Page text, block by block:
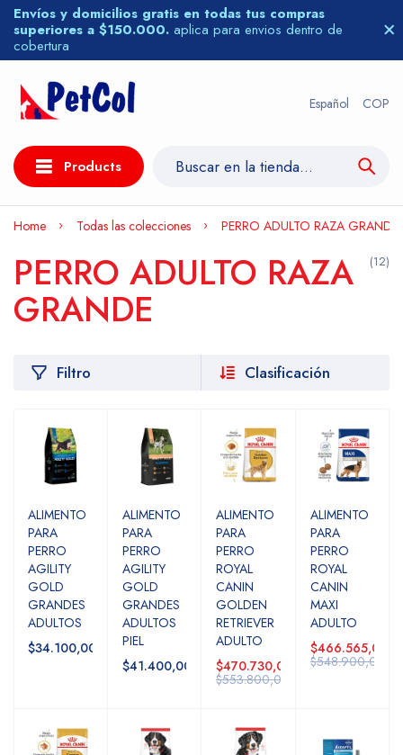
Envíos y domicilios gratis en todas tus compras
superiores a $150.000. aplica para envios dentro de
cobertura
Español COP
Products
Home Todas las colecciones PERRO ADULTO RAZA GRANDE
PERRO ADULTO RAZA
GRANDE
(12)
Filtro Clasificación
ALIMENTO
PARA
PERRO
AGILITY
GOLD
GRANDES
ADULTOS
$34.100,00
ALIMENTO
PARA
PERRO
AGILITY
GOLD
GRANDES
ADULTOS
PIEL
$41.400,00
ALIMENTO
PARA
PERRO
ROYAL
CANIN
GOLDEN
RETRIEVER
ADULTO
$470.730,00
$553.800,00
ALIMENTO
PARA
PERRO
ROYAL
CANIN
MAXI
ADULTO
$466.565,00
$548.900,00